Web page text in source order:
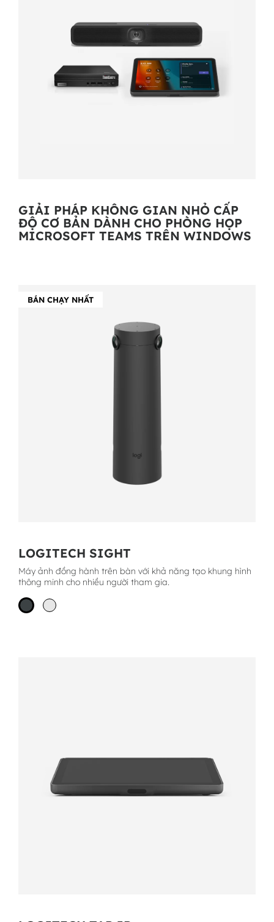
GIẢI PHÁP KHÔNG GIAN NHỎ CẤP
ĐỘ CƠ BẢN DÀNH CHO PHÒNG HỌP
MICROSOFT TEAMS TRÊN WINDOWS
BÁN CHẠY NHẤT
LOGITECH SIGHT
Máy ảnh đồng hành trên bàn với khả năng tạo khung hình
thông minh cho nhiều người tham gia.